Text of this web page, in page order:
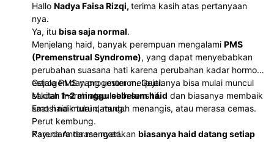
Hallo Nadya Faisa Rizqi, terima kasih atas pertanyaan
nya.
Ya, itu bisa saja normal.
Menjelang haid, banyak perempuan mengalami PMS
(Premenstrual Syndrome), yang dapat menyebabkan
perubahan suasana hati karena perubahan kadar hormon
estrogen dan progesteron. Gejalanya bisa mulai muncul
sekitar1–2 minggu sebelum haid dan biasanya membaik
saat haid mulai datang.
Gejala PMS yang umum meliputi:
Mudah marah atau lebih sensitif.
Emosi naik turun, mudah menangis, atau merasa cemas.
Perut kembung.
Payudara terasa nyeri.
Karena Anda mengatakan biasanya haid datang setiap